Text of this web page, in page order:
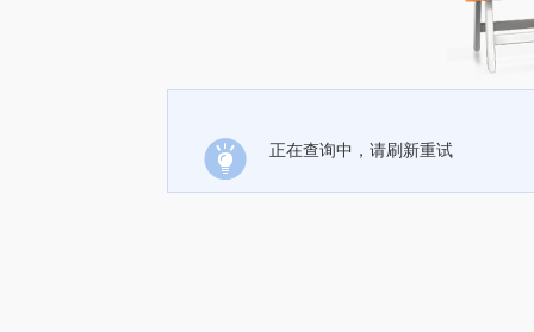
正在查询中，请刷新重试